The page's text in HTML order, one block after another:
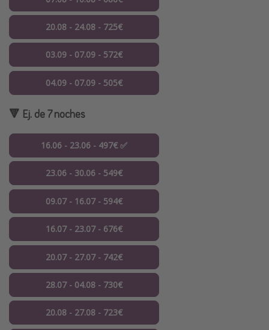
20.08 - 24.08 - 725€
03.09 - 07.09 - 572€
04.09 - 07.09 - 505€
🔻 Ej. de 7 noches
16.06 - 23.06 - 497€ ✅
23.06 - 30.06 - 549€
09.07 - 16.07 - 594€
16.07 - 23.07 - 676€
20.07 - 27.07 - 742€
28.07 - 04.08 - 730€
20.08 - 27.08 - 723€